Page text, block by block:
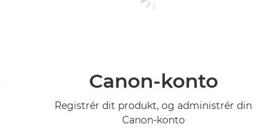
Canon-konto
Registrér dit produkt, og administrér din
Canon-konto